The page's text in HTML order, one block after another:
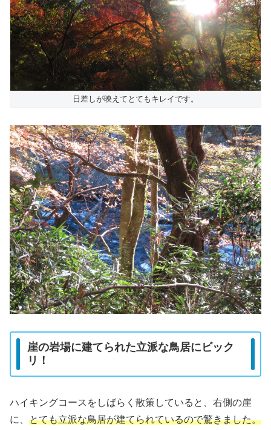
日差しが映えてとてもキレイです。
崖の岩場に建てられた立派な鳥居にビック
リ！
ハイキングコースをしばらく散策していると、右側の崖
に、 とても立派な鳥居が建てられているので驚きました。